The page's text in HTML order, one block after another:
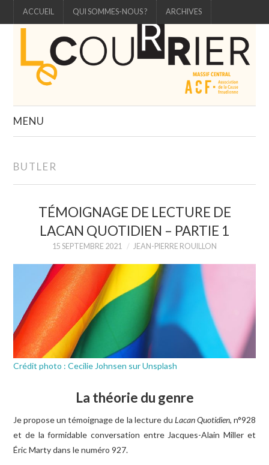
ACCUEIL QUI SOMMES-NOUS ? ARCHIVES
MENU
ÉTUDE
CARTELS
3 QUESTIONS À
LIRE, ÉCOUTER, VOIR
ÉCHOS DES ACTIVITÉS
BUTLER
TÉMOIGNAGE DE LECTURE DE
LACAN QUOTIDIEN – PARTIE 1
15 SEPTEMBRE 2021 JEAN-PIERRE ROUILLON
Crédit photo : Cecilie Johnsen sur Unsplash
La théorie du genre
Je propose un témoignage de la lecture du Lacan Quotidien, n°928
et de la formidable conversation entre Jacques-Alain Miller et
Éric Marty dans le numéro 927.